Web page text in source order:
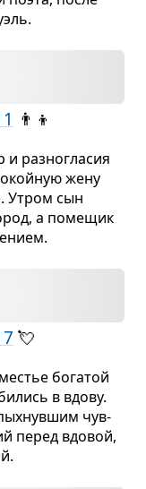
👨‍👦
раз­но­гла­сия
жену
Утром сын
а поме­щик
💘
бога­той
в вдову.
чув­
перед вдо­вой,